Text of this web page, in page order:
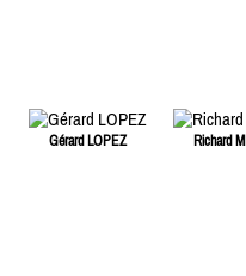
Gérard LOPEZ Richard